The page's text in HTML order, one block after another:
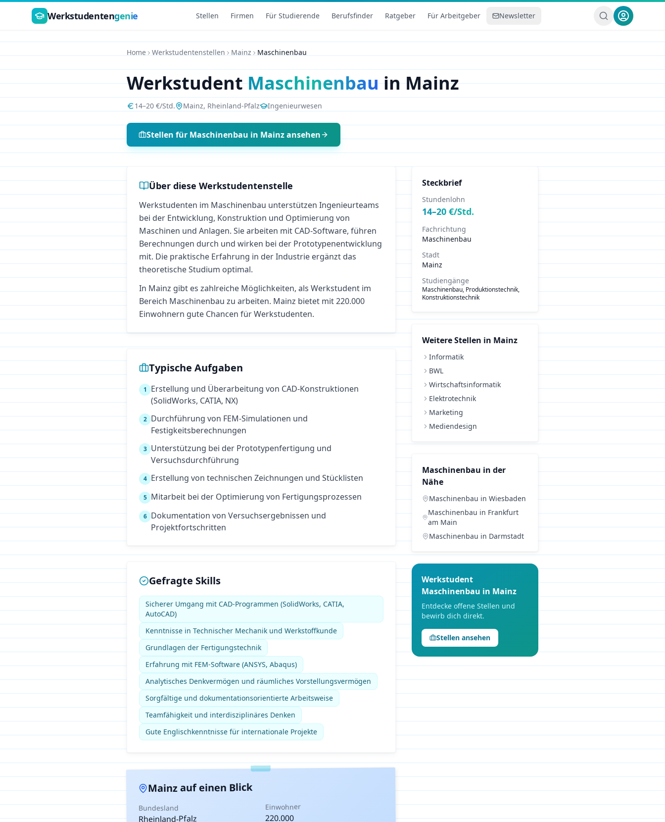
Zum Hauptinhalt springen
Werkstudentengenie Stellen Firmen Für Studierende Berufsfinder Ratgeber Für Arbeitgeber Newsletter
Home Werkstudentenstellen Mainz Maschinenbau
WerkstudentMaschinenbauinMainz
14–20 €/Std. Mainz, Rheinland-Pfalz Ingenieurwesen
Stellen für Maschinenbau in Mainzansehen
Über diese Werkstudentenstelle
Werkstudenten im Maschinenbau unterstützen Ingenieurteams
bei der Entwicklung, Konstruktion und Optimierung von
Maschinen und Anlagen. Sie arbeiten mit CAD-Software, führen
Berechnungen durch und wirken bei der Prototypenentwicklung
mit. Die praktische Erfahrung in der Industrie ergänzt das
theoretische Studium optimal.
In Mainz gibt es zahlreiche Möglichkeiten, als Werkstudent im
Bereich Maschinenbau zu arbeiten. Mainz bietet mit 220.000
Einwohnern gute Chancen für Werkstudenten.
Typische Aufgaben
1
Erstellung und Überarbeitung von CAD-Konstruktionen
(SolidWorks, CATIA, NX)
2 Durchführung von FEM-Simulationen und
Festigkeitsberechnungen
3 Unterstützung bei der Prototypenfertigung und
Versuchsdurchführung
4 Erstellung von technischen Zeichnungen und Stücklisten
5 Mitarbeit bei der Optimierung von Fertigungsprozessen
6 Dokumentation von Versuchsergebnissen und
Projektfortschritten
Gefragte Skills
Sicherer Umgang mit CAD-Programmen (SolidWorks, CATIA,
AutoCAD)
Kenntnisse in Technischer Mechanik und Werkstoffkunde
Grundlagen der Fertigungstechnik
Erfahrung mit FEM-Software (ANSYS, Abaqus)
Analytisches Denkvermögen und räumliches Vorstellungsvermögen
Sorgfältige und dokumentationsorientierte Arbeitsweise
Teamfähigkeit und interdisziplinäres Denken
Gute Englischkenntnisse für internationale Projekte
Mainzauf einen Blick
Bundesland
Rheinland-Pfalz
Einwohner
220.000
Steckbrief
Stundenlohn
14–20 €/Std.
Fachrichtung
Maschinenbau
Stadt
Mainz
Studiengänge
Maschinenbau, Produktionstechnik,
Konstruktionstechnik
Weitere Stellen in Mainz
Informatik
BWL
Wirtschaftsinformatik
Elektrotechnik
Marketing
Mediendesign
Maschinenbau in der
Nähe
Maschinenbau in Wiesbaden
Maschinenbau in Frankfurt
am Main
Maschinenbau in Darmstadt
Werkstudent
Maschinenbau in Mainz
Entdecke offene Stellen und
bewirb dich direkt.
Stellen ansehen